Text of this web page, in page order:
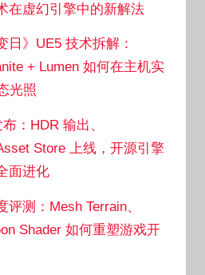
在虚幻引擎中的新解法
日》UE5 技术拆解：
+ Lumen 如何在主机实
光照
：HDR 输出、
Store 上线，开源引擎
面进化
评测：Mesh Terrain、
Shader 如何重塑游戏开